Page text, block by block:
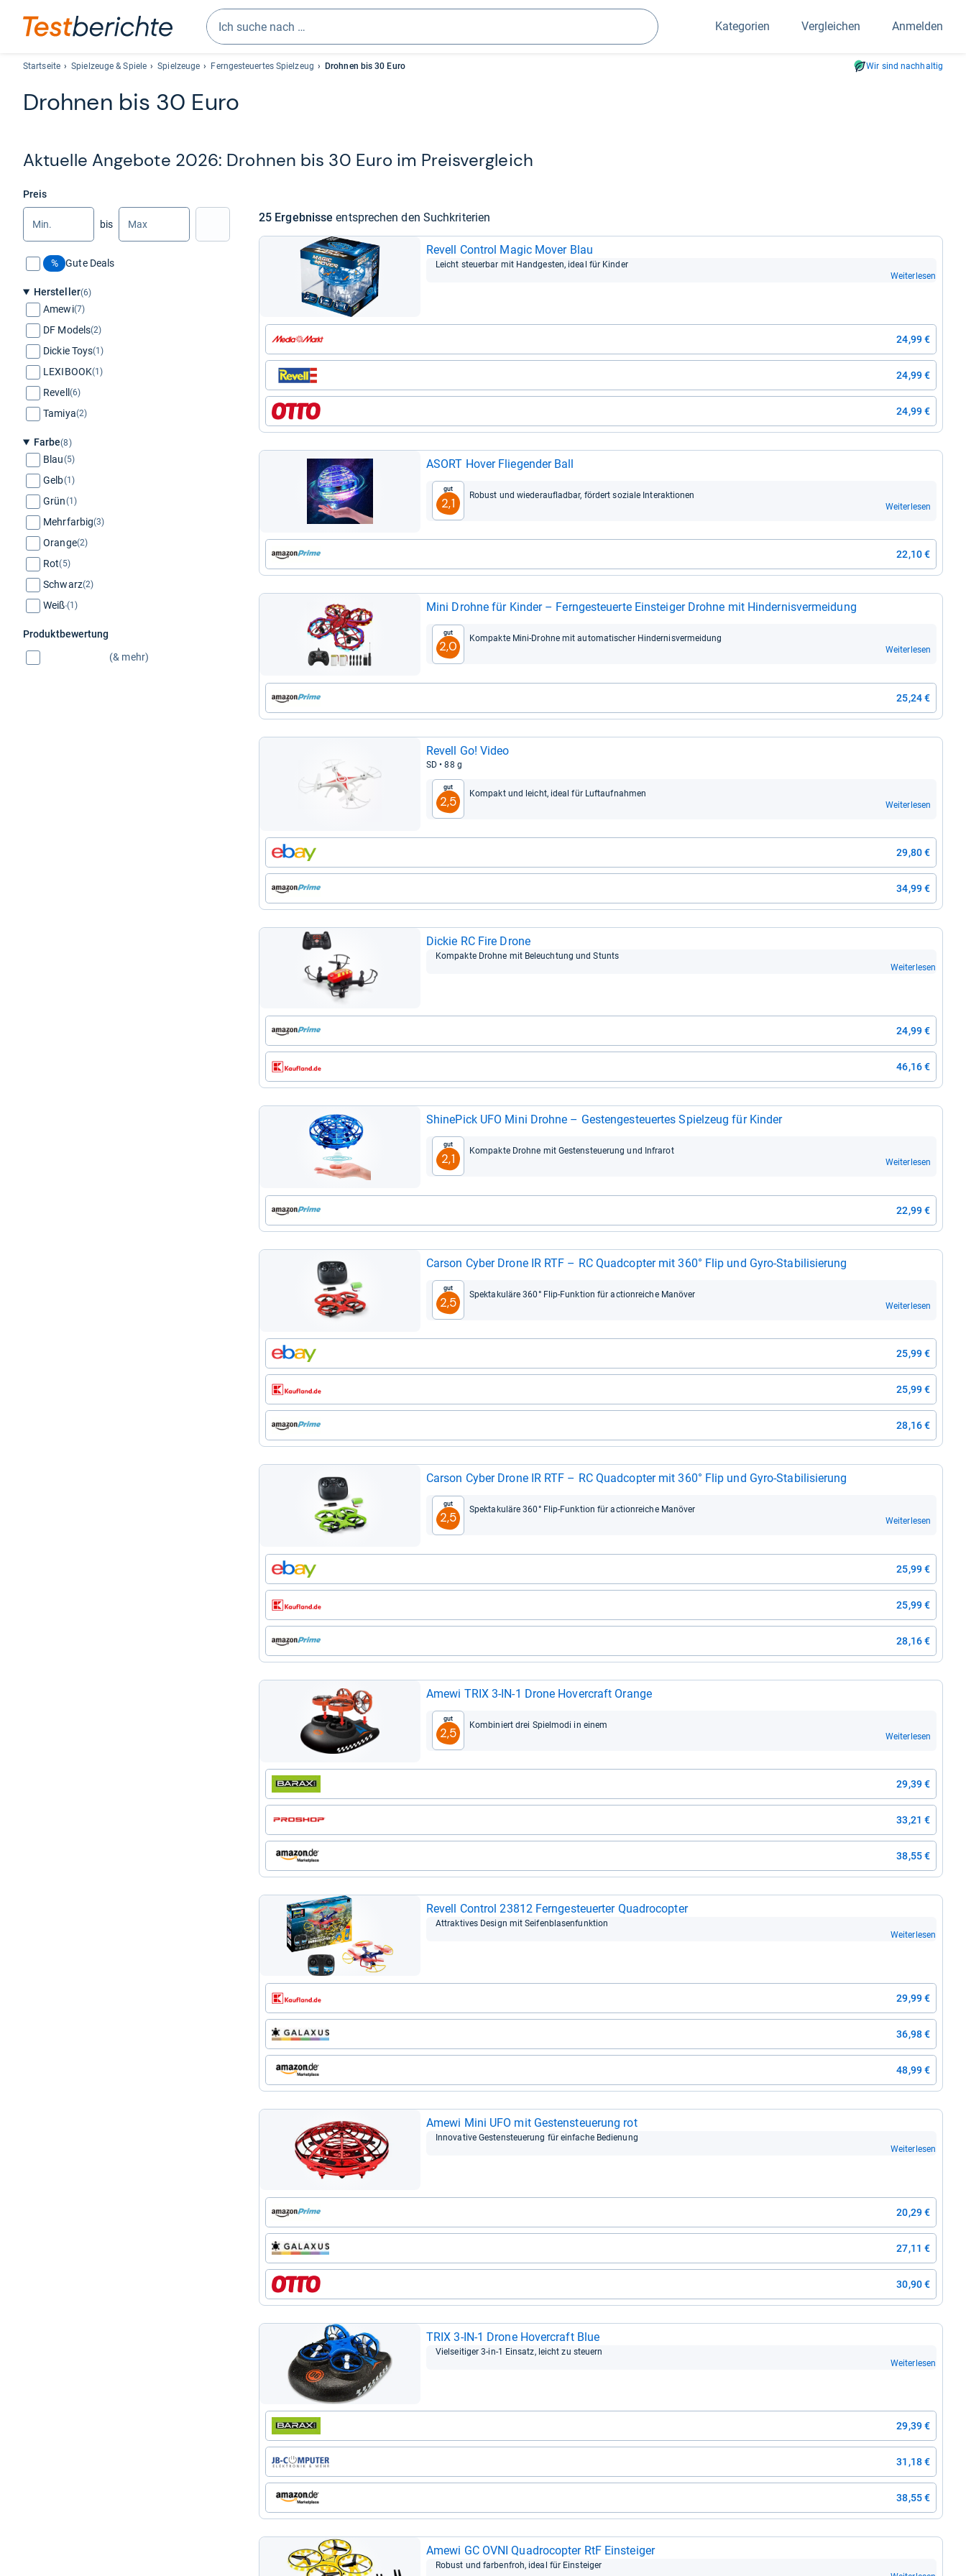
Suchen
Sie
drei
Zeichen
erscheinen
lassen
mit
Kategorien Vergleichen Anmelden
Startseite Spielzeuge & Spiele Spielzeuge Ferngesteuertes Spielzeug Drohnen bis 30 Euro Wir sind nachhaltig
Droh­nen bis 30 Euro
Aktu­elle Ange­bote 2026: Droh­nen bis 30 Euro im Preis­ver­gleich
Preis
Min.
bis
Max.
% Gute Deals
Hersteller(6)
Amewi(7)
DF Models(2)
Dickie Toys(1)
LEXIBOOK(1)
Revell (6)
Tamiya(2)
Farbe(8)
Blau(5)
Gelb(1)
Grün(1)
Mehrfarbig(3)
Orange(2)
Rot(5)
Schwarz(2)
Weiß(1)
Produktbewertung
(& mehr)
25 Ergeb­nisse ent­spre­chen den Such­kri­te­rien
Revell Con­trol Magic Mover Blau
Leicht steu­er­bar mit Hand­ges­ten, ideal für Kin­der
Weiterlesen
24,99 €
24,99 €
24,99 €
ASORT Hover Flie­gen­der Ball
Gut
2,1
Robust und wie­der­auf­lad­bar, för­dert soziale Inter­ak­tio­nen
Weiterlesen
22,10 €
Mini Drohne für Kin­der – Fern­ge­steu­erte Ein­stei­ger Drohne mit Hin­der­nis­ver­mei­dung
Gut
2,0
Kom­pakte Mini-​Drohne mit auto­ma­ti­scher Hin­der­nis­ver­mei­dung
Weiterlesen
25,24 €
Revell Go! Video
SD • 88 g
Gut
2,5
Kom­pakt und leicht, ideal für Luft­auf­nah­men
Weiterlesen
29,80 €
34,99 €
Dickie RC Fire Drone
Kom­pakte Drohne mit Beleuch­tung und Stunts
Weiterlesen
24,99 €
46,16 €
Shi­ne­Pick UFO Mini Drohne – Ges­ten­ge­steu­er­tes Spiel­zeug für Kin­der
Gut
2,1
Kom­pakte Drohne mit Ges­ten­steue­rung und Infra­rot
Weiterlesen
22,99 €
Car­son Cyber Drone IR RTF – RC Quad­co­pter mit 360° Flip und Gyro-​Sta­bi­li­sie­rung
Gut
2,5
Spek­ta­ku­läre 360° Flip-​Funk­tion für action­rei­che Manö­ver
Weiterlesen
25,99 €
25,99 €
28,16 €
Car­son Cyber Drone IR RTF – RC Quad­co­pter mit 360° Flip und Gyro-​Sta­bi­li­sie­rung
Gut
2,5
Spek­ta­ku­läre 360° Flip-​Funk­tion für action­rei­che Manö­ver
Weiterlesen
25,99 €
25,99 €
28,16 €
Amewi TRIX 3-​IN-​1 Drone Hover­craft Orange
Gut
2,5
Kom­bi­niert drei Spielm­odi in einem
Weiterlesen
29,39 €
33,21 €
38,55 €
Revell Con­trol 23812 Fern­ge­steu­er­ter Qua­dro­co­pter
Attrak­ti­ves Design mit Sei­fen­bla­sen­funk­tion
Weiterlesen
29,99 €
36,98 €
48,99 €
Amewi Mini UFO mit Ges­ten­steue­rung rot
Inno­va­tive Ges­ten­steue­rung für ein­fa­che Bedie­nung
Weiterlesen
20,29 €
27,11 €
30,90 €
TRIX 3-​IN-​1 Drone Hover­craft Blue
Viel­sei­ti­ger 3-​in-​1 Ein­satz, leicht zu steu­ern
Weiterlesen
29,39 €
31,18 €
38,55 €
Amewi GC OVNI Qua­dro­co­pter RtF Ein­stei­ger
Robust und far­ben­froh, ideal für Ein­stei­ger